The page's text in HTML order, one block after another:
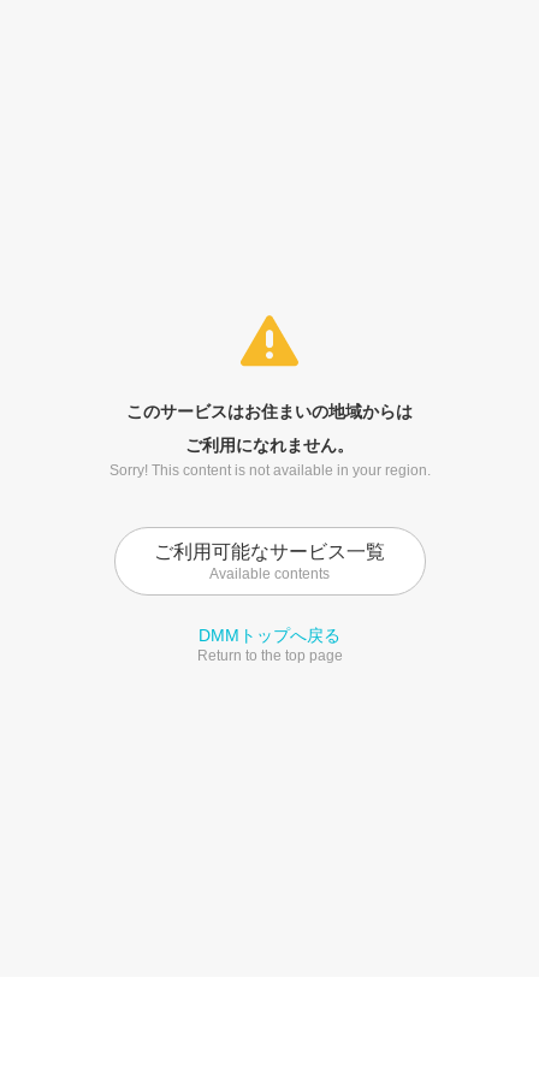
このサービスはお住まいの地域からは
ご利用になれません。
Sorry! This content is not available in your region.
ご利用可能なサービス一覧
Available contents
DMMトップへ戻る
Return to the top page